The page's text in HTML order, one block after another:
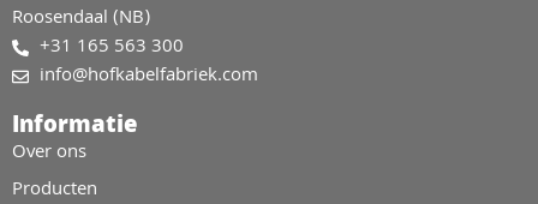
Roosendaal (NB)
+31 165 563 300
info@hofkabelfabriek.com
Informatie
Over ons
Producten